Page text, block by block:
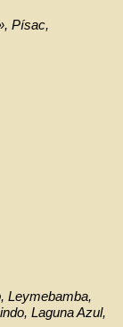
Písac,
Leymebamba,
Laguna Azul,